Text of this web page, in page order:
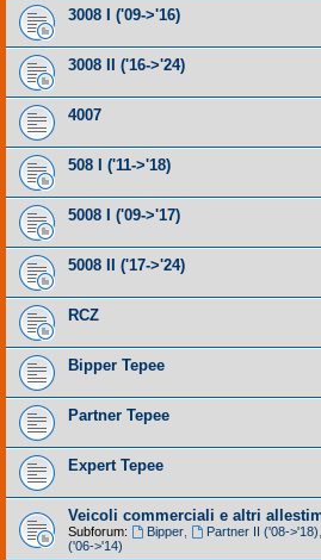
3008 I ('09->'16)
3008 II ('16->'24)
4007
508 I ('11->'18)
5008 I ('09->'17)
5008 II ('17->'24)
RCZ
Bipper Tepee
Partner Tepee
Expert Tepee
Veicoli commerciali e altri
Subforum: Bipper, Partner II ('08->'18)
('06->'14)